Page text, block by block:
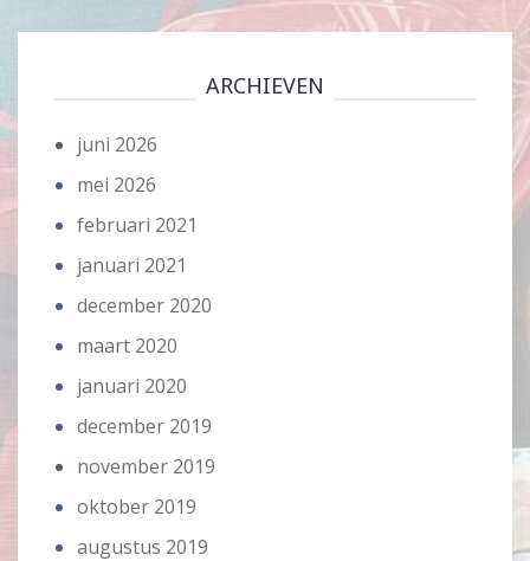
ARCHIEVEN
juni 2026
mei 2026
februari 2021
januari 2021
december 2020
maart 2020
januari 2020
december 2019
november 2019
oktober 2019
augustus 2019